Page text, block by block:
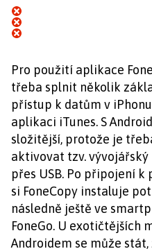
Pro použití aplikace
třeba splnit několik
přístup k datům v
aplikaci iTunes. S
složitější, protože je
aktivovat tzv.
přes USB. Po připojení
si FoneCopy instaluje
následně ještě ve
FoneGo. U exotičtějších
Androidem se může